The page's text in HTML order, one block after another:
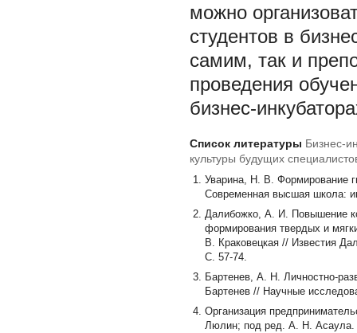
можно
студентов в
самим, так и
проведения
бизнес-
Список литературы Бизнес-
культуры будущих
Уварина, Н. В. Формирование
Современная высшая школа:
Далибожко, А. И. Повышение
формирования твердых и
В. Краковецкая // Известия
С. 57-74.
Бартенев, А. Н. Личностно-
Бартенев // Научные
Организация
Люлин; под ред. А. Н. Асаула.